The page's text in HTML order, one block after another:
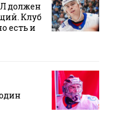
должен
Клуб
есть и